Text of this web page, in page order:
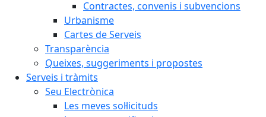
Contractes, convenis i subvencions
Urbanisme
Cartes de Serveis
Transparència
Queixes, suggeriments i propostes
Serveis i tràmits
Seu Electrònica
Les meves sol·licituds